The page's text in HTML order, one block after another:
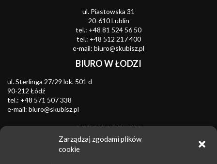
Zarządzaj zgodami plików
cookie
ul. Piastowska 31
20-610 Lublin
tel.: +48 81 524 56 50
tel.: +48 512 217 400
e-mail: biuro@skubisz.pl
BIURO W ŁODZI
ul. Sterlinga 27/29 lok. 501 d
90-212 Łódź
tel.: +48 571 507 338
e-mail: biuro@skubisz.pl
SPECJALIZACJE